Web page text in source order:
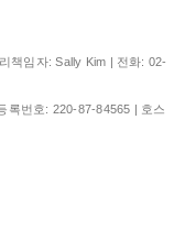
책임자: Sally Kim | 전화: 02-
록번호: 220-87-84565 | 호스